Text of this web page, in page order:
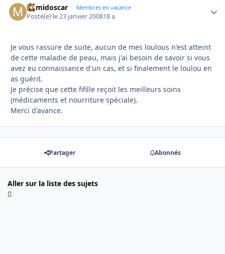
mimidoscar Membres en vacance
Posté(e) le 23 janvier 200818 a
Je vous rassure de suite, aucun de mes loulous n'est atteint
de cette maladie de peau, mais j'ai besoin de savoir si vous
avez eu connaissance d'un cas, et si finalement le loulou en
as guérit.
Je précise que cette fifille reçoit les meilleurs soins
(médicaments et nourriture spéciale).
Merci d'avance.
Partager Abonnés
Aller sur la liste des sujets